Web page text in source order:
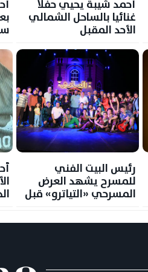
أحمد شيبة يحيي حفلا
غنائيا بالساحل الشمالي
الأحد المقبل
رئيس البيت الفني
للمسرح يشهد العرض
المسرحي «التياترو» قبل
القومي للمسرح المصري